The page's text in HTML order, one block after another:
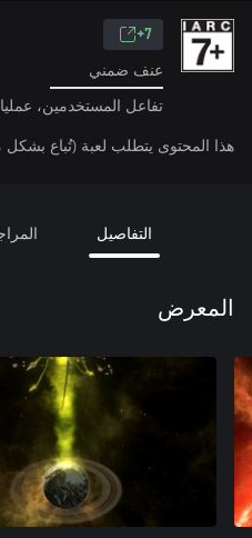
7+
عنف ضمني
تفاعل المستخدمين،
هذا المحتوى يتطلب لعبة (تُباع
التفاصيل
المعرض